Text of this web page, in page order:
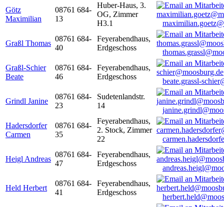
Götz
Maximilian
08761 684-
13
Huber-Haus, 3.
OG, Zimmer
H3.1
Graßl Thomas
08761 684-
40
Feyerabendhaus,
Erdgeschoss
Graßl-Schier
Beate
08761 684-
46
Feyerabendhaus,
Erdgeschoss
beate.grassl-
Grindl Janine
08761 684-
23
Sudetenlandstr.
14
Hadersdorfer
Carmen
08761 684-
35
Feyerabendhaus,
2. Stock, Zimmer
22
Heigl Andreas
08761 684-
47
Feyerabendhaus,
Erdgeschoss
Held Herbert
08761 684-
41
Feyerabendhaus,
Erdgeschoss